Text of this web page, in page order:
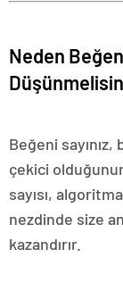
Neden
Beğeni
çekici
sayısı,
nezdinde size
kazandırır.